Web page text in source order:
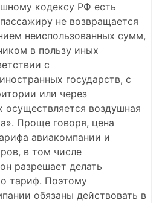
кодексу РФ есть
не возвращается
неиспользованных сумм,
в пользу иных
с
государств, с
или через
осуществляется воздушная
Проще говоря, цена
авиакомпании и
в том числе
разрешает делать
тариф. Поэтому
обязаны действовать в